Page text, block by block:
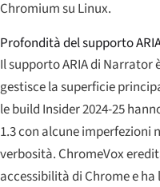
Chromium su Linux.
Profondità del supporto
Il supporto ARIA di
gestisce la superficie
le build Insider 2024-25
1.3 con alcune imperfezioni
verbosità. ChromeVox
accessibilità di Chrome e ha